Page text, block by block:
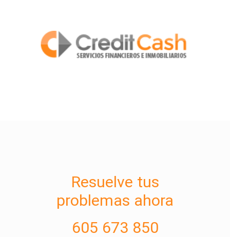
Resuelve tus
problemas ahora
605 673 850